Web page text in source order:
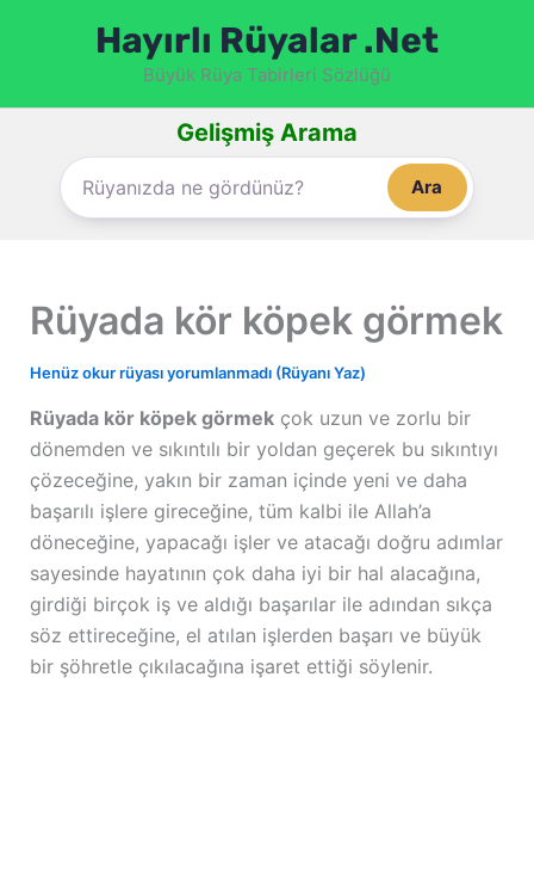
Hayırlı Rüyalar .Net
Büyük Rüya Tabirleri Sözlüğü
Gelişmiş Arama
Ara
Rüyada kör köpek görmek
Henüz okur rüyası yorumlanmadı (Rüyanı Yaz)
Rüyada kör köpek görmekçok uzun ve zorlu bir
dönemden ve sıkıntılı bir yoldan geçerek bu sıkıntıyı
çözeceğine, yakın bir zaman içinde yeni ve daha
başarılı işlere gireceğine, tüm kalbi ile Allah’a
döneceğine, yapacağı işler ve atacağı doğru adımlar
sayesinde hayatının çok daha iyi bir hal alacağına,
girdiği birçok iş ve aldığı başarılar ile adından sıkça
söz ettireceğine, el atılan işlerden başarı ve büyük
bir şöhretle çıkılacağına işaret ettiği söylenir.